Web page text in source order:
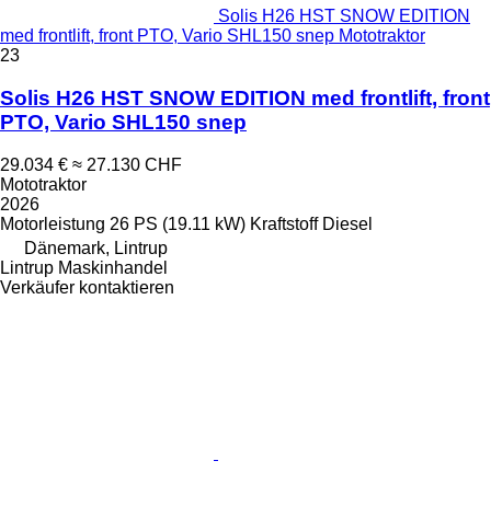
Solis H26 HST SNOW EDITION
med frontlift, front PTO, Vario SHL150 snep Mototraktor
23
Solis H26 HST SNOW EDITION med frontlift, front
PTO, Vario SHL150 snep
29.034 € ≈ 27.130 CHF
Mototraktor
2026
Motorleistung 26 PS (19.11 kW) Kraftstoff Diesel
Dänemark, Lintrup
Lintrup Maskinhandel
Verkäufer kontaktieren